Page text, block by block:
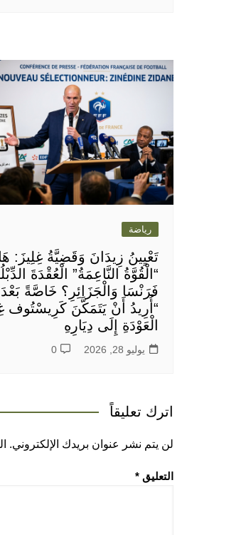
رياضة
تَعْيِينُ زِيدَانَ وَقَضِيَّةُ غِلِيزَ:
“الْقُوَّةُ النَّاعِمَةُ” الْعُقْدَةَ
فَرَنْسَا وَالْجَزَائِرِ؟ خَاصَّةً
“أُرِيدُ أَنْ يَتَمَكَّنَ كَرِيسْتُوف
الْعَوْدَةِ إِلَى دِيَارِهِ
يوليو 28, 2026 0
اترك تعليقاً
لن يتم نشر عنوان بريدك الإلكتروني.
التعليق *